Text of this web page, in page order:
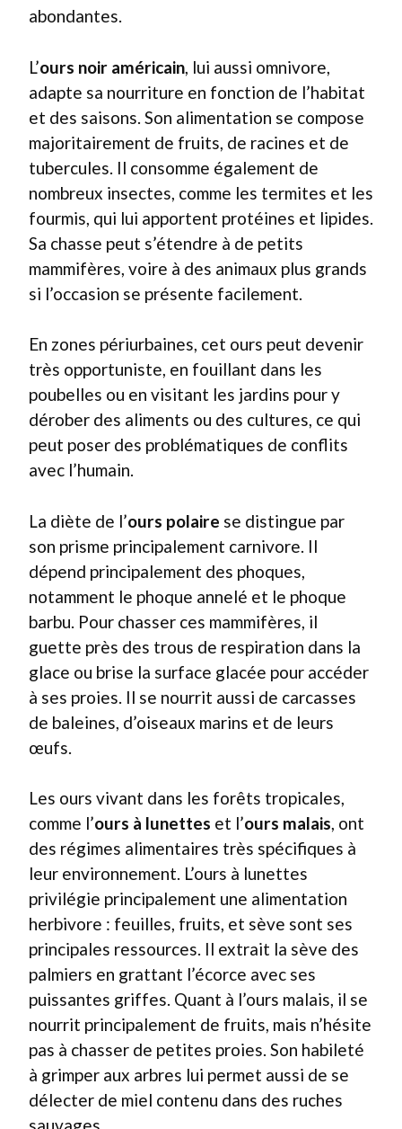
abondantes.
L’ours noir américain , lui aussi omnivore,
adapte sa nourriture en fonction de l’habitat
et des saisons. Son alimentation se compose
majoritairement de fruits, de racines et de
tubercules. Il consomme également de
nombreux insectes, comme les termites et les
fourmis, qui lui apportent protéines et lipides.
Sa chasse peut s’étendre à de petits
mammifères, voire à des animaux plus grands
si l’occasion se présente facilement.
En zones périurbaines, cet ours peut devenir
très opportuniste, en fouillant dans les
poubelles ou en visitant les jardins pour y
dérober des aliments ou des cultures, ce qui
peut poser des problématiques de conflits
avec l’humain.
La diète de l’ours polaire se distingue par
son prisme principalement carnivore. Il
dépend principalement des phoques,
notamment le phoque annelé et le phoque
barbu. Pour chasser ces mammifères, il
guette près des trous de respiration dans la
glace ou brise la surface glacée pour accéder
à ses proies. Il se nourrit aussi de carcasses
de baleines, d’oiseaux marins et de leurs
œufs.
Les ours vivant dans les forêts tropicales,
comme l’ours à lunettes et l’ours malais, ont
des régimes alimentaires très spécifiques à
leur environnement. L’ours à lunettes
privilégie principalement une alimentation
herbivore : feuilles, fruits, et sève sont ses
principales ressources. Il extrait la sève des
palmiers en grattant l’écorce avec ses
puissantes griffes. Quant à l’ours malais, il se
nourrit principalement de fruits, mais n’hésite
pas à chasser de petites proies. Son habileté
à grimper aux arbres lui permet aussi de se
délecter de miel contenu dans des ruches